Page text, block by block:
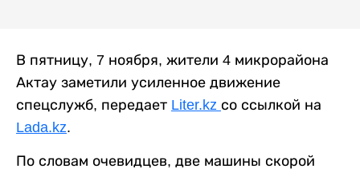
В пятницу, 7 ноября, жители 4 микрорайона
Актау заметили усиленное движение
спецслужб, передает Liter.kz со ссылкой на
Lada.kz.
По словам очевидцев, две машины скорой